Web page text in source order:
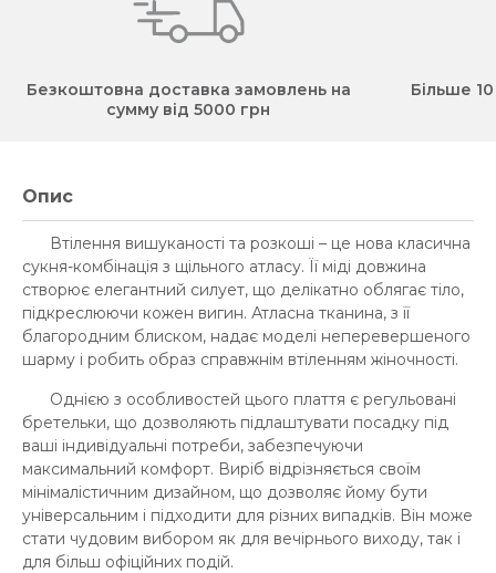
Безкоштовна доставка замовлень на
сумму від 5000 грн
Більше
Опис
Втілення вишуканості та розкоші – це нова класична
сукня-комбінація з щільного атласу. Її міді довжина
створює елегантний силует, що делікатно облягає тіло,
підкреслюючи кожен вигин. Атласна тканина, з її
благородним блиском, надає моделі неперевершеного
шарму і робить образ справжнім втіленням жіночності.
Однією з особливостей цього плаття є регульовані
бретельки, що дозволяють підлаштувати посадку під
ваші індивідуальні потреби, забезпечуючи
максимальний комфорт. Виріб відрізняється своїм
мінімалістичним дизайном, що дозволяє йому бути
універсальним і підходити для різних випадків. Він може
стати чудовим вибором як для вечірнього виходу, так і
для більш офіційних подій.